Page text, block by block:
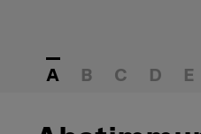
A B C D E